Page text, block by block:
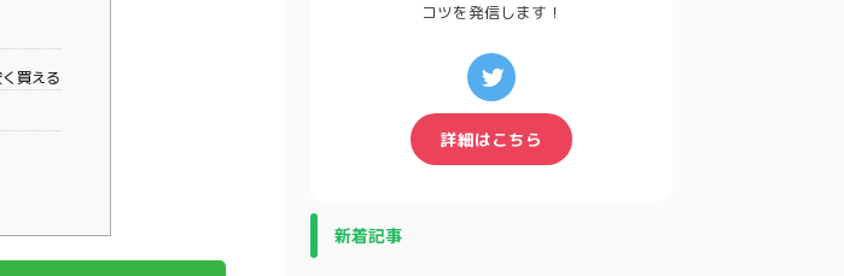
買える
コツを発信します！
詳細はこちら
新着記事